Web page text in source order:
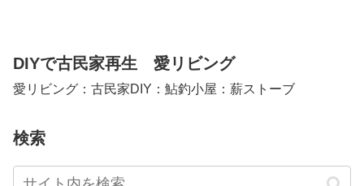
DIYで古民家再生 愛リビング
愛リビング：古民家DIY：鮎釣小屋：薪ストーブ
検索